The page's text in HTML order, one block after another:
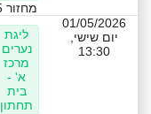
מחזור 5
01/05/2026
יום שישי,
13:30
ליגת
נערים
מרכז
א' -
בית
תחתון